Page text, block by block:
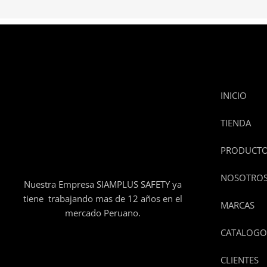
Nuestra Empresa SIAMPLUS SAFETY ya
tiene trabajando mas de 12 años en el
mercado Peruano.
INICIO
TIENDA
MARCAS
CATALOGO
CLIENTES